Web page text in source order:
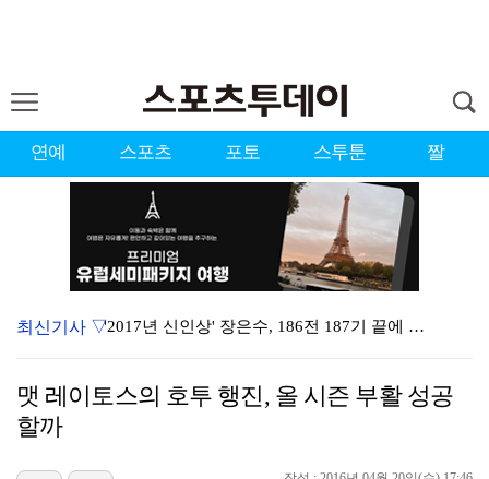
연예 스포츠 포토 스투툰 짤
'2017년 신인상' 장은수, 186전 187기 끝에 …
'이런 엿같은 사랑' 정해인, 츄리닝 비주얼도 완벽 "…
최신기사 ▽
맷 레이토스의 호투 행진, 올 시즌 부활 성공
할까